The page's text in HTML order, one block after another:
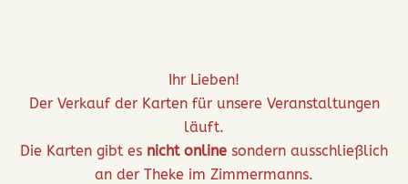
Ihr Lieben!
Der Verkauf der Karten für unsere Veranstaltungen
läuft.
Die Karten gibt es nicht online sondern ausschließlich
an der Theke im Zimmermanns.